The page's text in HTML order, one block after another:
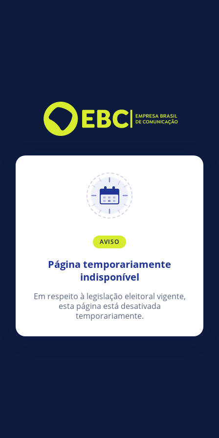
AVISO
Página temporariamente
indisponível
Em respeito à legislação eleitoral vigente,
esta página está desativada
temporariamente.